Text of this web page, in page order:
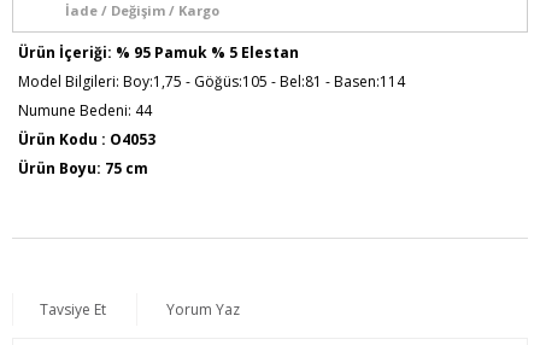
İade / Değişim / Kargo
Ürün İçeriği: % 95 Pamuk % 5 Elestan
Model Bilgileri: Boy:1,75 - Göğüs:105 - Bel:81 - Basen:114
Numune Bedeni: 44
Ürün Kodu : O4053
Ürün Boyu: 75 cm
Tavsiye Et Yorum Yaz